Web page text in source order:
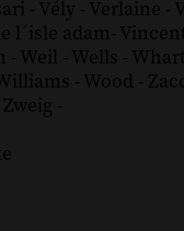
- Vély - Verlaine -
l´isle adam-
- Weil - Wells -
- Wood -
Zweig -